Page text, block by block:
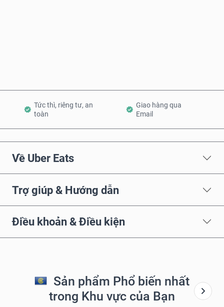
Tức thì, riêng tư, an
toàn
Giao hàng qua
Email
Về Uber Eats
Trợ giúp & Hướng dẫn
Điều khoản & Điều kiện
Sản phẩm Phổ biến nhất
trong Khu vực của Bạn